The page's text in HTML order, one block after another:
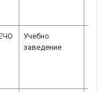
Учебно
заведение